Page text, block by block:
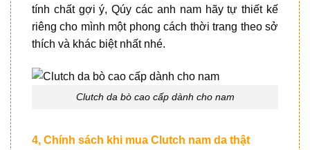
tính chất gợi ý, Qúy các anh nam hãy tự thiết kế
riêng cho mình một phong cách thời trang theo sở
thích và khác biệt nhất nhé.
Clutch da bò cao cấp dành cho nam
4, Chính sách khi mua Clutch nam da thật